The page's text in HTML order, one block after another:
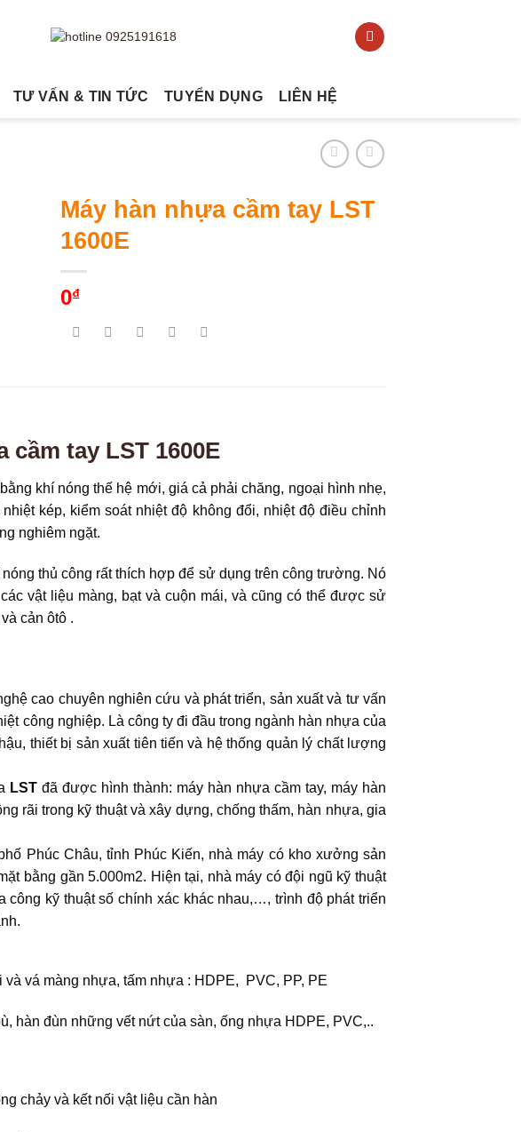
TƯ VẤN & TIN TỨC TUYỂN DỤNG LIÊN HỆ
Máy hàn nhựa cầm tay LST
1600E
0₫
cầm tay LST 1600E
khí nóng thế hệ mới, giá cả phải chăng, ngoại hình nhẹ,
kép, kiểm soát nhiệt độ không đổi, nhiệt độ điều chỉnh
nghiêm ngặt.
nóng thủ công rất thích hợp để sử dụng trên công trường. Nó
vật liệu màng, bạt và cuộn mái, và cũng có thể được sử
cản ôtô .
cao chuyên nghiên cứu và phát triển, sản xuất và tư vấn
công nghiệp. Là công ty đi đầu trong ngành hàn nhựa của
thiết bị sản xuất tiên tiến và hệ thống quản lý chất lượng
LST đã được hình thành: máy hàn nhựa cầm tay, máy hàn
rãi trong kỹ thuật và xây dựng, chống thấm, hàn nhựa, gia
Phúc Châu, tỉnh Phúc Kiến, nhà máy có kho xưởng sản
bằng gần 5.000m2. Hiện tại, nhà máy có đội ngũ kỹ thuật
công kỹ thuật số chính xác khác nhau,…, trình độ phát triển
và vá màng nhựa, tấm nhựa : HDPE, PVC, PP, PE
hàn đùn những vết nứt của sàn, ống nhựa HDPE, PVC,..
chảy và kết nối vật liệu cần hàn